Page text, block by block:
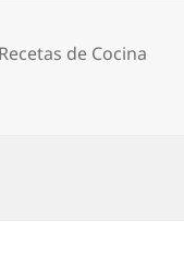
Recetas de Cocina